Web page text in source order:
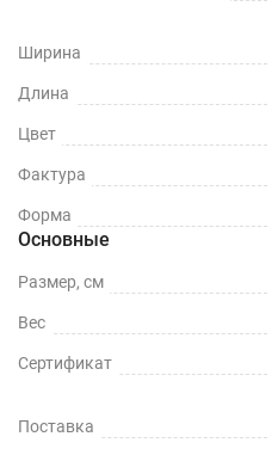
Ширина
Длина
Цвет
Фактура
Форма
Основные
Размер, см
Вес
Сертификат
Поставка